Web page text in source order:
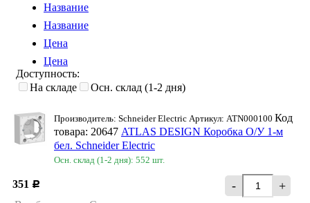
Название
Название
Цена
Цена
Доступность:
На складе
Осн. склад (1-2 дня)
Производитель: Schneider Electriс Артикул: ATN000100 Код
товара: 20647 ATLAS DESIGN Коробка О/У 1-м
бел. Schneider Еleсtric
Осн. склад (1-2 дня): 552 шт.
351 Р - +